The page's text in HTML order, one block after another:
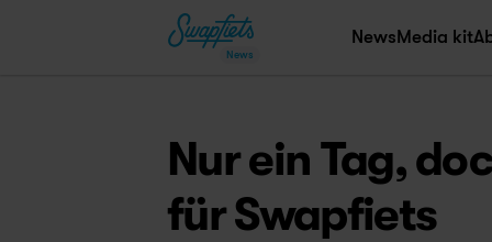
News
NewsMedia kit
Nur ein Tag,
für Swapfiets